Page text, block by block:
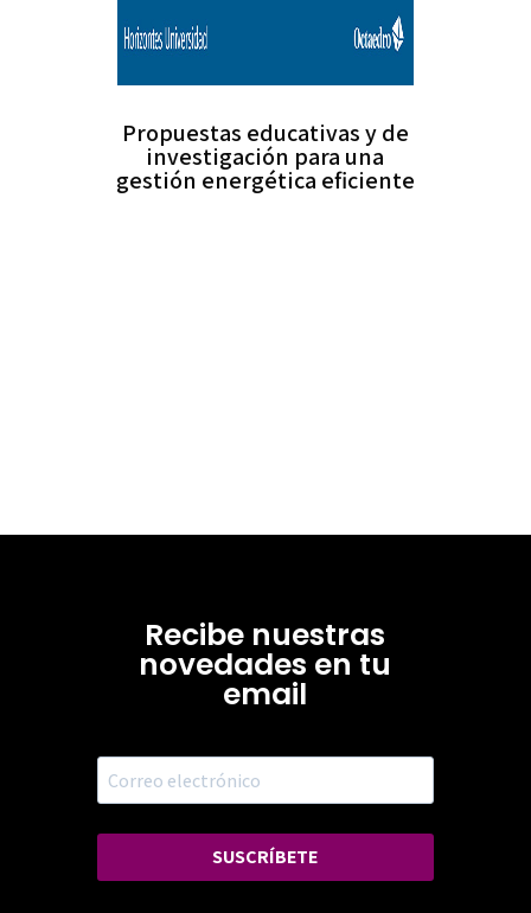
Propuestas educativas y de
investigación para una
gestión energética eficiente
Recibe nuestras
novedades en tu
email
SUSCRÍBETE